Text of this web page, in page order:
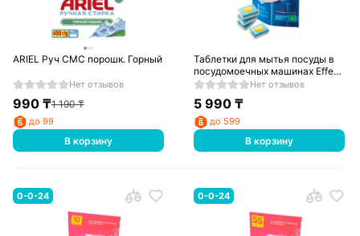
ARIEL Руч СМС порошк. Горный родник 450г
Нет отзывов
990₸1 190₸
до 99
В корзину
Таблетки для мытья посуды в
посудомоечных машинах Effect
ALL IN 1 (20 таблеток)
Нет отзывов
5 990 ₸
до 599
В корзину
0-0-24 0-0-24